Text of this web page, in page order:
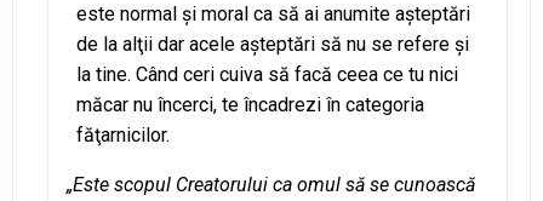
este normal şi moral ca să ai anumite aşteptări
de la alţii dar acele aşteptări să nu se refere şi
la tine. Când ceri cuiva să facă ceea ce tu nici
măcar nu încerci, te încadrezi în categoria
făţarnicilor.
„Este scopul Creatorului ca omul să se cunoască